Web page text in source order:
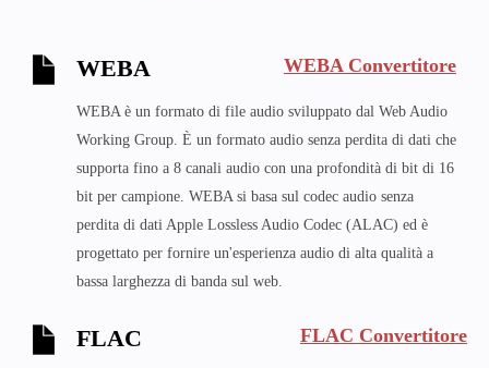
WEBA WEBA Convertitore
WEBA è un formato di file audio sviluppato dal Web Audio
Working Group. È un formato audio senza perdita di dati che
supporta fino a 8 canali audio con una profondità di bit di 16
bit per campione. WEBA si basa sul codec audio senza
perdita di dati Apple Lossless Audio Codec (ALAC) ed è
progettato per fornire un'esperienza audio di alta qualità a
bassa larghezza di banda sul web.
FLAC FLAC Convertitore